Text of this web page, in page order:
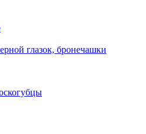
глазок, бронечашки